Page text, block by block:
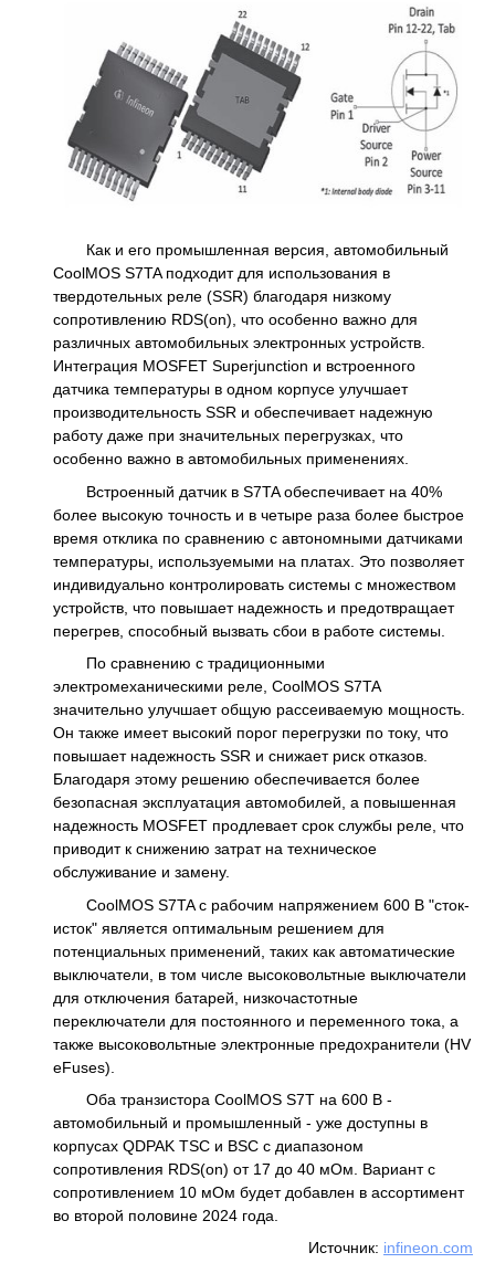
Как и его промышленная версия, автомобильный
CoolMOS S7TA подходит для использования в
твердотельных реле (SSR) благодаря низкому
сопротивлению RDS(on), что особенно важно для
различных автомобильных электронных устройств.
Интеграция MOSFET Superjunction и встроенного
датчика температуры в одном корпусе улучшает
производительность SSR и обеспечивает надежную
работу даже при значительных перегрузках, что
особенно важно в автомобильных применениях.
Встроенный датчик в S7TA обеспечивает на 40%
более высокую точность и в четыре раза более быстрое
время отклика по сравнению с автономными датчиками
температуры, используемыми на платах. Это позволяет
индивидуально контролировать системы с множеством
устройств, что повышает надежность и предотвращает
перегрев, способный вызвать сбои в работе системы.
По сравнению с традиционными
электромеханическими реле, CoolMOS S7TA
значительно улучшает общую рассеиваемую мощность.
Он также имеет высокий порог перегрузки по току, что
повышает надежность SSR и снижает риск отказов.
Благодаря этому решению обеспечивается более
безопасная эксплуатация автомобилей, а повышенная
надежность MOSFET продлевает срок службы реле, что
приводит к снижению затрат на техническое
обслуживание и замену.
CoolMOS S7TA с рабочим напряжением 600 В "сток-
исток" является оптимальным решением для
потенциальных применений, таких как автоматические
выключатели, в том числе высоковольтные выключатели
для отключения батарей, низкочастотные
переключатели для постоянного и переменного тока, а
также высоковольтные электронные предохранители (HV
eFuses).
Оба транзистора CoolMOS S7T на 600 В -
автомобильный и промышленный - уже доступны в
корпусах QDPAK TSC и BSC с диапазоном
сопротивления RDS(on) от 17 до 40 мОм. Вариант с
сопротивлением 10 мОм будет добавлен в ассортимент
во второй половине 2024 года.
Источник: infineon.com